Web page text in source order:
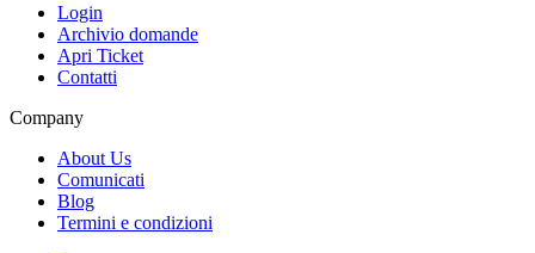
Login
Archivio domande
Apri Ticket
Contatti
Company
About Us
Comunicati
Blog
Termini e condizioni